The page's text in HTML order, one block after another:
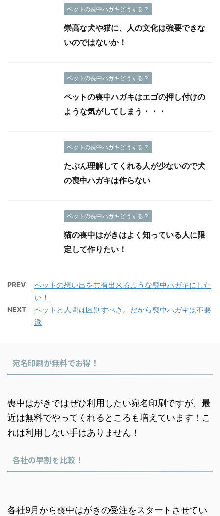
ペットの喪中ハガキどうする？
崇高な犬や猫に、人の文化は強要できな
いのではないか！
ペットの喪中ハガキどうする？
ペットの喪中ハガキはエゴの押し付けの
ような気がしてしまう・・・
ペットの喪中ハガキどうする？
たぶん理解してくれる人が少ないので犬
の喪中ハガキは作らない
ペットの喪中ハガキどうする？
猫の喪中はがきはよく知っている人に限
定して作りたい！
PREV
ペットの想い出を共有出来るような喪中ハガキにした
い！
NEXT
ペットと人間は区別すべき。だから喪中ハガキは不要
派
宛名印刷が無料でお得！
喪中はがきではぜひ利用したい宛名印刷ですが、最
近は無料でやってくれるところも増えています！こ
れは利用しない手はありません！
各社の早割を比較！
各社9月から喪中はがきの受注をスタートさせてい